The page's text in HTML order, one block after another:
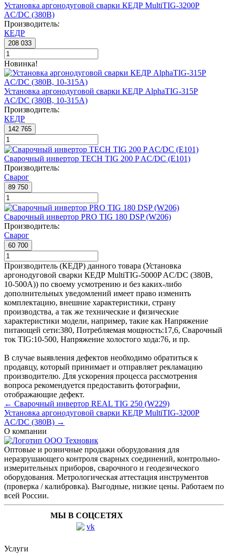
Установка аргонодуговой сварки КЕДР MultiTIG-3200P
AC/DC (380В)
Производитель:
КЕДР
208 033
Новинка!
Установка аргонодуговой сварки КЕДР AlphaTIG-315P
AC/DC (380В, 10-315А)
Производитель:
КЕДР
142 765
Сварочный инвертор TECH TIG 200 P AC/DC (E101)
Производитель:
Сварог
89 750
Сварочный инвертор PRO TIG 180 DSP (W206)
Производитель:
Сварог
60 700
Производитель (КЕДР) данного товара (Установка
аргонодуговой сварки КЕДР MultiTIG-5000P AC/DC (380В,
10-500А)) по своему усмотрению и без каких-либо
дополнительных уведомлений имеет право изменить
комплектацию, внешние характеристики, страну
производства, а так же технические и физические
характеристики модели, например, такие как Напряжение
питающей сети:380, Потребляемая мощность:17,6, Сварочный
ток TIG:10-500, Напряжение холостого хода:76, и пр.
В случае выявления дефектов необходимо обратиться к
продавцу, который принимает и отправляет рекламацию
производителю. Для ускорения процесса рассмотрения
вопроса рекомендуется предоставить фотографии,
отображающие дефект.
← Сварочный инвертор REAL TIG 250 (W229)
Установка аргонодуговой сварки КЕДР MultiTIG-3200P
AC/DC (380В) →
О компании
Оптовые и розничные продажи оборудования для
неразрушающего контроля сварных соединений, контрольно-
измерительных приборов, сварочного и геодезического
оборудования. Метрологическая аттестация инструментов
(проверка / калибровка). Выгодные, низкие цены. Работаем по
всей России.
МЫ В СОЦСЕТЯХ
Услуги